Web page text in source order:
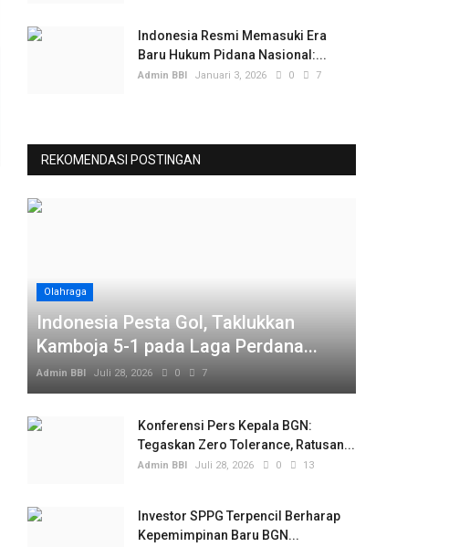
Indonesia Resmi Memasuki Era
Baru Hukum Pidana Nasional:...
Admin BBI Januari 3, 2026 0 7
REKOMENDASI POSTINGAN
Olahraga
Indonesia Pesta Gol, Taklukkan
Kamboja 5-1 pada Laga Perdana...
Admin BBI Juli 28, 2026 0 7
Konferensi Pers Kepala BGN:
Tegaskan Zero Tolerance, Ratusan...
Admin BBI Juli 28, 2026 0 13
Investor SPPG Terpencil Berharap
Kepemimpinan Baru BGN...